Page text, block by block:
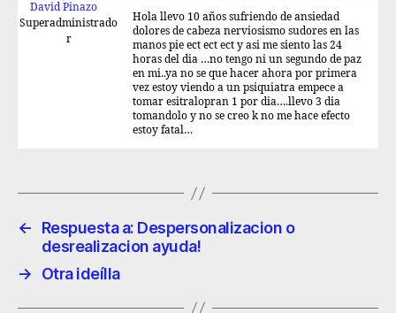
David Pinazo
Superadministrado
r
Hola llevo 10 años sufriendo de ansiedad
dolores de cabeza nerviosismo sudores en las
manos pie ect ect ect y asi me siento las 24
horas del dia …no tengo ni un segundo de paz
en mi..ya no se que hacer ahora por primera
vez estoy viendo a un psiquiatra empece a
tomar esitralopran 1 por dia….llevo 3 dia
tomandolo y no se creo k no me hace efecto
estoy fatal…
←
Respuesta a: Despersonalizacion o
desrealizacion ayuda!
→
Otra ideílla